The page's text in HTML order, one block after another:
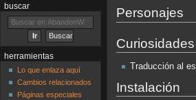
Personajes
Curiosidades
Traducción al
Instalación
buscar
herramientas
Lo que enlaza aquí
Cambios relacionados
Páginas especiales